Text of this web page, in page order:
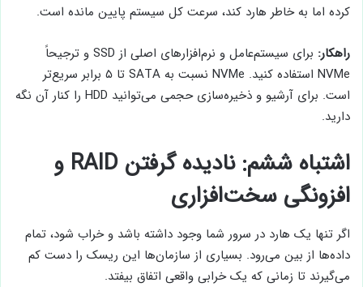
کرده اما به خاطر هارد کند، سرعت کل سیستم پایین مانده است.
راهکار:
برای سیستم‌عامل و نرم‌افزارهای اصلی از SSD و ترجیحاً
NVMe استفاده کنید. NVMe نسبت به SATA تا ۵ برابر سریع‌تر
است. برای آرشیو و ذخیره‌سازی حجمی می‌توانید HDD را کنار آن نگه
دارید.
اشتباه ششم: نادیده گرفتن RAID و
افزونگی سخت‌افزاری
اگر تنها یک هارد در سرور شما وجود داشته باشد و خراب شود، تمام
داده‌ها از بین می‌رود. بسیاری از سازمان‌ها این ریسک را دست کم
می‌گیرند تا زمانی که یک خرابی واقعی اتفاق بیفتد.